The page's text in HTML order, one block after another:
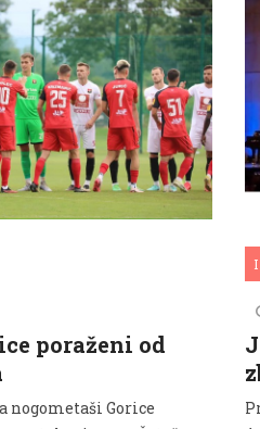
poraženi od
Gorice
I